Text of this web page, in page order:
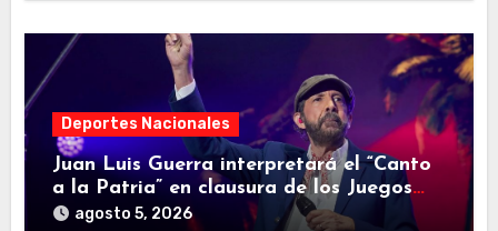
Deportes Nacionales
Juan Luis Guerra interpretará el “Canto
a la Patria” en clausura de los Juegos
Centroamericanos y del Caribe
agosto 5, 2026